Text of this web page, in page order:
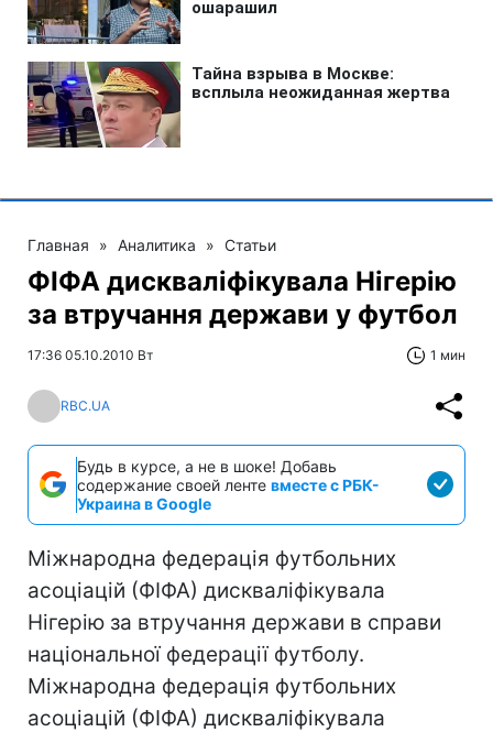
Главная » Аналитика » Статьи
ФІФА дискваліфікувала Нігерію
за втручання держави у футбол
17:36 05.10.2010 Вт 1 мин
RBC.UA
Будь в курсе, а не в шоке! Добавь
содержание своей ленте вместе с РБК-
Украина в Google
Міжнародна федерація футбольних
асоціацій (ФІФА) дискваліфікувала
Нігерію за втручання держави в справи
національної федерації футболу.
Міжнародна федерація футбольних
асоціацій (ФІФА) дискваліфікувала